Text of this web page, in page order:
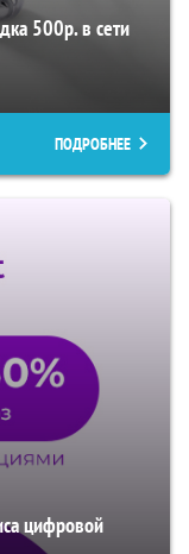
500р. в сети
ПОДРОБНЕЕ
цифровой